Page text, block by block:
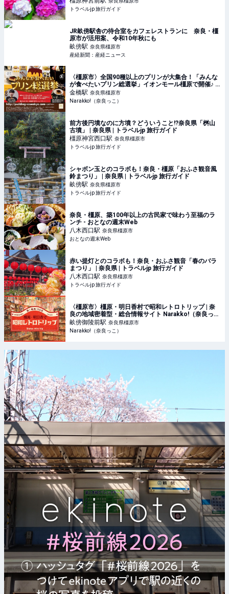
トラベルjp 旅行ガイド
JR畝傍駅舎の待合室をカフェレストランに 奈良・橿
原市が活用案、令和10年秋にも
畝傍駅 奈良県橿原市
産経新聞：産経ニュース
〈橿原市〉全国90種以上のプリンが大集合！「みんな
が食べたいプリン総選挙」イオンモール橿原で開催♪ |
奈良の地域密着型・総合情報サイト Narakko!（奈良っ
こ）
金橋駅 奈良県橿原市
Narakko!（奈良っこ）
前方後円墳なのに方墳？どういうこと!?奈良県「桝山
古墳」 | 奈良県 | トラベルjp 旅行ガイド
橿原神宮西口駅 奈良県橿原市
トラベルjp 旅行ガイド
シャボン玉とのコラボも！奈良・橿原「おふさ観音風
鈴まつり」 | 奈良県 | トラベルjp 旅行ガイド
畝傍駅 奈良県橿原市
トラベルjp 旅行ガイド
奈良・橿原、築100年以上の古民家で味わう至福のラ
ンチ - おとなの週末Web
八木西口駅 奈良県橿原市
おとなの週末Web
赤い提灯とのコラボも！奈良・おふさ観音「春のバラ
まつり」 | 奈良県 | トラベルjp 旅行ガイド
八木西口駅 奈良県橿原市
トラベルjp 旅行ガイド
〈橿原市〉橿原・明日香村で昭和レトロトリップ | 奈
良の地域密着型・総合情報サイト Narakko!（奈良っ
こ）
畝傍御陵前駅 奈良県橿原市
Narakko!（奈良っこ）